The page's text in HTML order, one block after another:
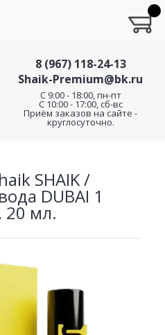
8 (967) 118-24-13
Shaik-Premium@bk.ru
C 9:00 - 18:00, пн-пт
С 10:00 - 17:00, сб-вс
Приём заказов на сайте -
круглосуточно.
SHAIK /
DUBAI 1
20 мл.